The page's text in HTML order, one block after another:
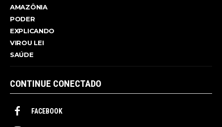
AMAZÔNIA
PODER
EXPLICANDO
VIROU LEI
SAÚDE
CONTINUE CONECTADO
FACEBOOK